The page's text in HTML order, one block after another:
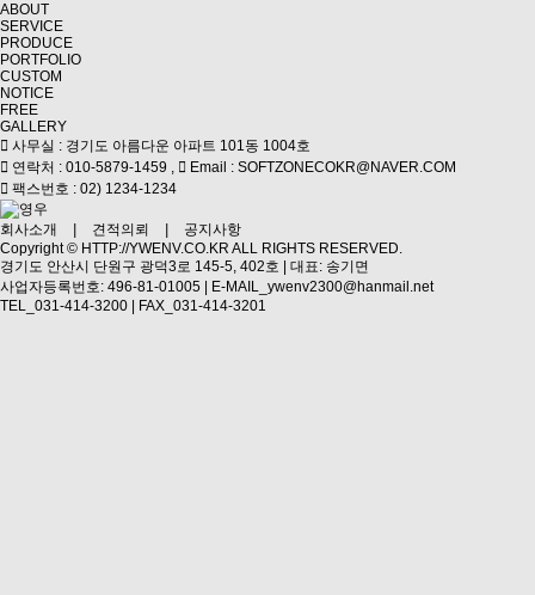
ABOUT
SERVICE
PRODUCE
PORTFOLIO
CUSTOM
NOTICE
FREE
GALLERY
사무실 : 경기도 아름다운 아파트 101동 1004호
연락처 : 010-5879-1459 ,
Email : SOFTZONECOKR@NAVER.COM
팩스번호 : 02) 1234-1234
회사소개 견적의뢰
공지사항
Copyright © HTTP://YWENV.CO.KR ALL RIGHTS RESERVED.
경기도 안산시 단원구 광덕3로 145-5, 402호 | 대표: 송기면
사업자등록번호: 496-81-01005 | E-MAIL_ywenv2300@hanmail.net
TEL_031-414-3200 | FAX_031-414-3201